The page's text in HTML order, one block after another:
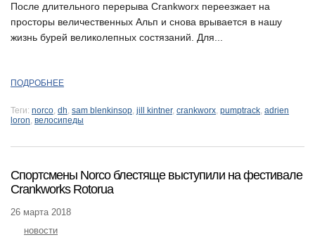
После длительного перерыва Crankworx переезжает на
просторы величественных Альп и снова врывается в нашу
жизнь бурей великолепных состязаний. Для...
ПОДРОБНЕЕ
Теги: norco, dh, sam blenkinsop, jill kintner, crankworx, pumptrack, adrien
loron, велосипеды
Спортсмены Norco блестяще выступили на фестивале
Crankworks Rotorua
26 марта 2018
новости